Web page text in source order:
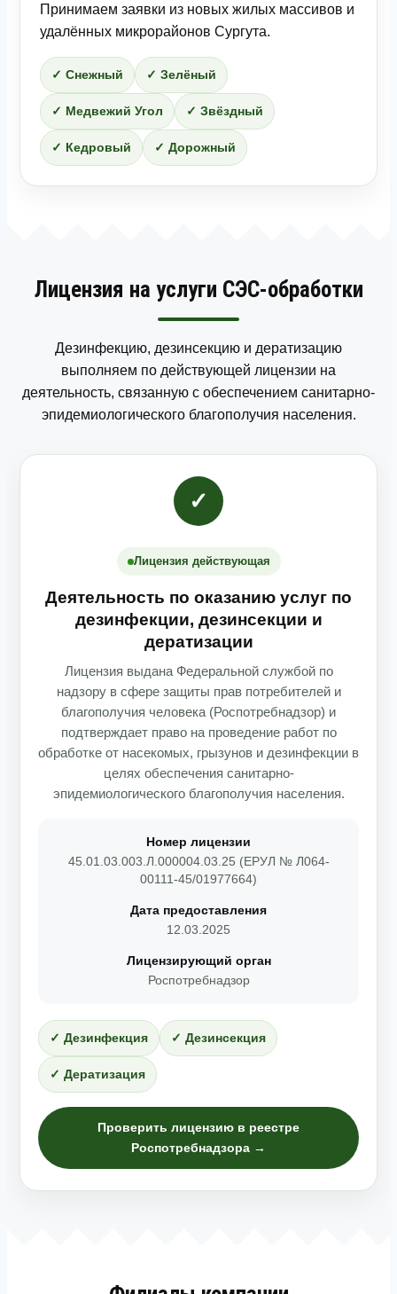
Принимаем заявки из новых жилых массивов и
удалённых микрорайонов Сургута.
✓ Снежный ✓ Зелёный
✓ Медвежий Угол ✓ Звёздный
✓ Кедровый ✓ Дорожный
Лицензия на услуги СЭС-обработки
Дезинфекцию, дезинсекцию и дератизацию
выполняем по действующей лицензии на
деятельность, связанную с обеспечением санитарно-
эпидемиологического благополучия населения.
✓
Лицензия действующая
Деятельность по оказанию услуг по
дезинфекции, дезинсекции и
дератизации
Лицензия выдана Федеральной службой по
надзору в сфере защиты прав потребителей и
благополучия человека (Роспотребнадзор) и
подтверждает право на проведение работ по
обработке от насекомых, грызунов и дезинфекции в
целях обеспечения санитарно-
эпидемиологического благополучия населения.
Номер лицензии
45.01.03.003.Л.000004.03.25 (ЕРУЛ № Л064-
00111-45/01977664)
Дата предоставления
12.03.2025
Лицензирующий орган
Роспотребнадзор
✓ Дезинфекция ✓ Дезинсекция
✓ Дератизация
Проверить лицензию в реестре
Роспотребнадзора →